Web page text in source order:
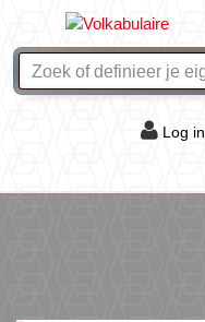
Log in